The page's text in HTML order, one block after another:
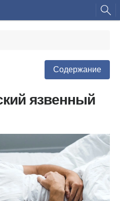
Содержание
язвенный